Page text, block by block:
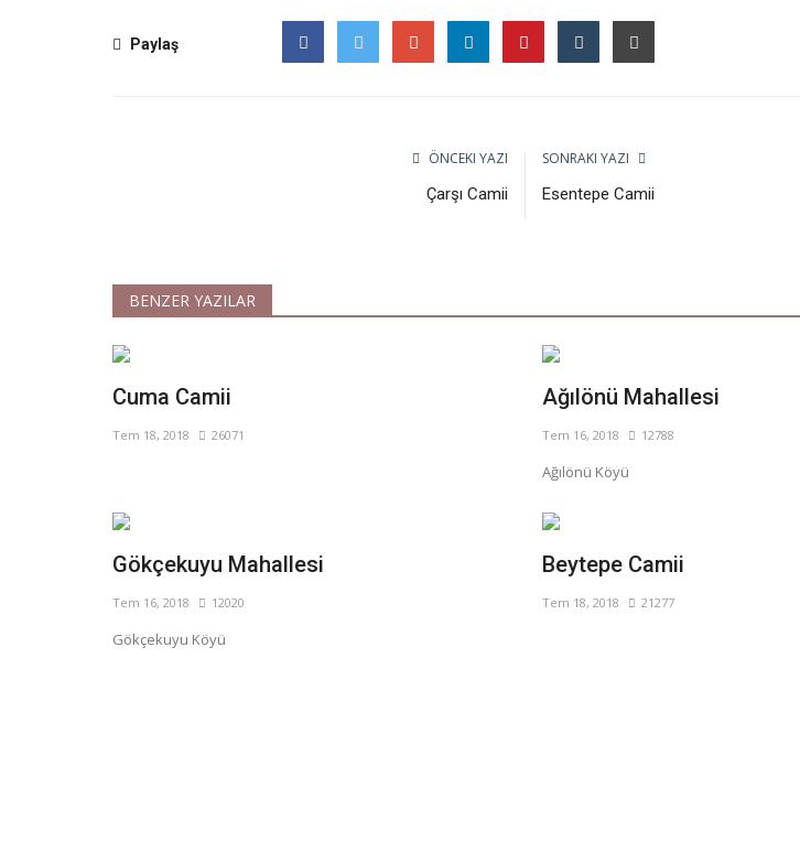
Paylaş
ÖNCEKI YAZI
Çarşı Camii
SONRAKI YAZI
Esentepe Camii
BENZER YAZILAR
Cuma Camii
Tem 18, 2018 26071
Ağılönü Mahallesi
Tem 16, 2018 12788
Ağılönü Köyü
Gökçekuyu Mahallesi
Tem 16, 2018 12020
Gökçekuyu Köyü
Beytepe Camii
Tem 18, 2018 21277